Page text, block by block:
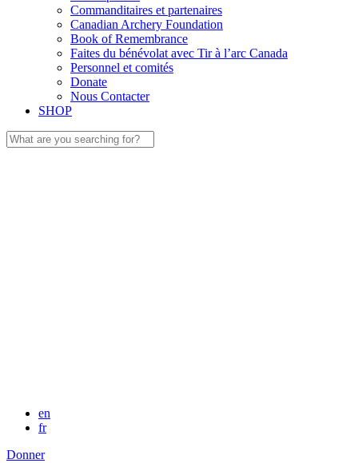
Commanditaires et partenaires
Canadian Archery Foundation
Book of Remembrance
Faites du bénévolat avec Tir à l’arc Canada
Personnel et comités
Donate
Nous Contacter
SHOP
Search
for:
en
fr
Donner